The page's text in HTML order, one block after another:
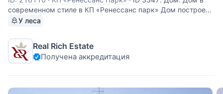
современном стиле в КП «Ренессанс парк» Дом построен
из кирпича, плоская кровля выполнена из специальной
профилем делает помещения светлыми и уютными,
позволяя сокращать
У леса
Real Rich Estate
Получена аккредитация